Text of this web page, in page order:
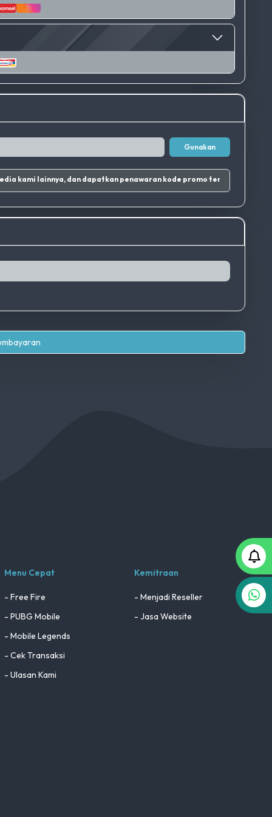
Gunakan
dan sosial media kami lainnya, dan dapatkan penawaran kode promo terbaik. |
Menu Cepat
- Free Fire
- PUBG Mobile
- Mobile Legends
- Cek Transaksi
- Ulasan Kami
Kemitraan
- Menjadi Reseller
- Jasa Website